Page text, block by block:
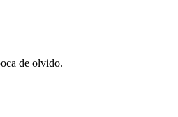
de olvido.